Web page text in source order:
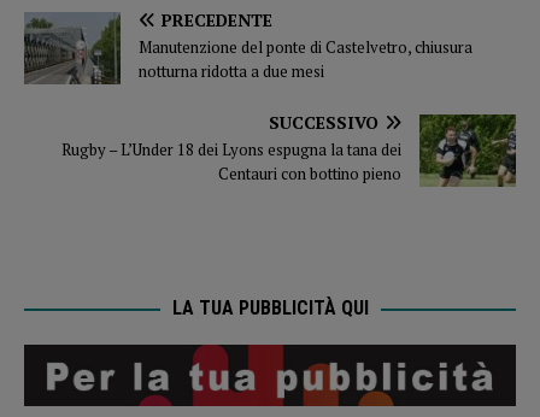
PRECEDENTE
Manutenzione del ponte di Castelvetro, chiusura
notturna ridotta a due mesi
SUCCESSIVO
Rugby – L’Under 18 dei Lyons espugna la tana dei
Centauri con bottino pieno
LA TUA PUBBLICITÀ QUI